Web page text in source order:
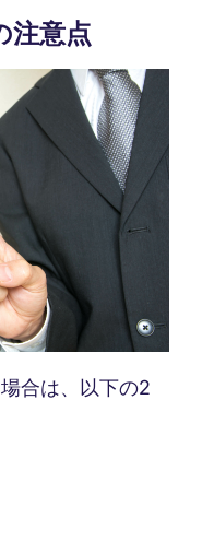
注意点
合は、以下の2